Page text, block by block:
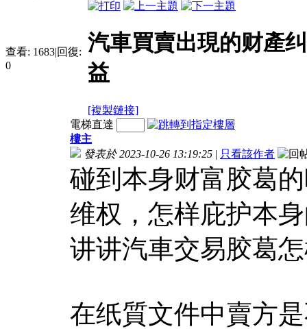
查看: 1683|回復:
0
汽車買賣出現的财產
益
[複製鏈接]
電梯直達
樓主
發表於 2023-10-26 13:19:25 | 只看該作者
碰到本身财富胶葛
维权，怎样庇护本
讲讲汽車交易胶葛
在纸質文件中賣方